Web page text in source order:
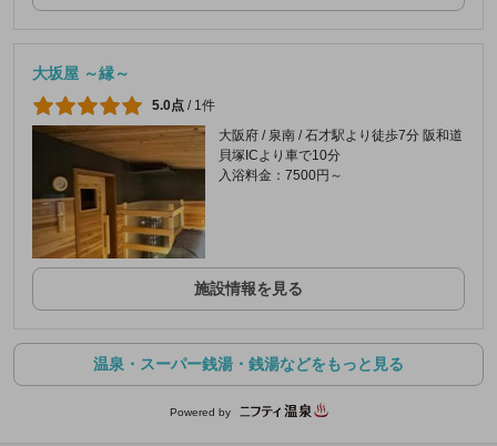
大坂屋 ～縁～
5.0点 / 1件
大阪府 / 泉南 / 石才駅より徒歩7分 阪和道
貝塚ICより車で10分
入浴料金：7500円～
施設情報を見る
温泉・スーパー銭湯・銭湯などをもっと見る
Powered by